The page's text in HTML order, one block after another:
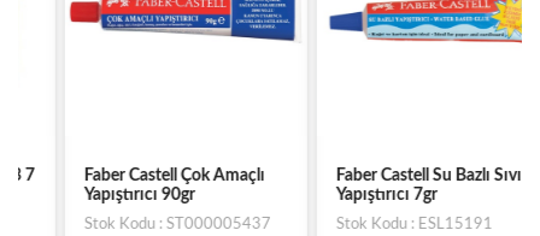
Faber Castell Çok Amaçlı
Yapıştırıcı 90gr
Stok Kodu : ST000005437
Faber Castell Su Bazlı Sıvı
Yapıştırıcı 7gr
Stok Kodu : ESL15191